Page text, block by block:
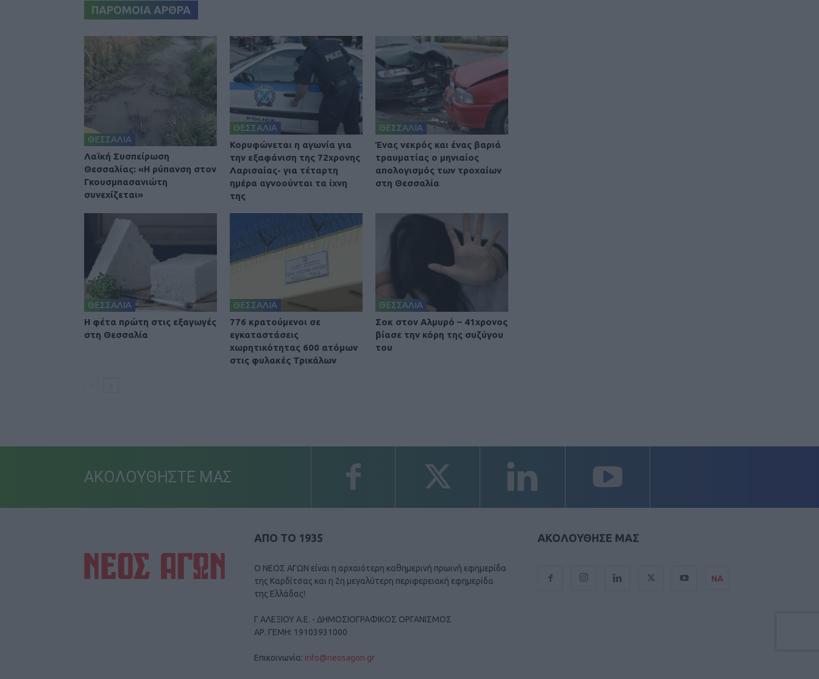
ΠΑΡΟΜΟΙΑ ΑΡΘΡΑ
ΘΕΣΣΑΛΙΑ
Λαϊκή Συσπείρωση
Θεσσαλίας: «Η ρύπανση στον
Γκουσμπασανιώτη
συνεχίζεται»
ΘΕΣΣΑΛΙΑ
Κορυφώνεται η αγωνία για
την εξαφάνιση της 72χρονης
Λαρισαίας- για τέταρτη
ημέρα αγνοούνται τα ίχνη
της
ΘΕΣΣΑΛΙΑ
Ένας νεκρός και ένας βαριά
τραυματίας ο μηνιαίος
απολογισμός των τροχαίων
στη Θεσσαλία
ΘΕΣΣΑΛΙΑ
Η φέτα πρώτη στις εξαγωγές
στη Θεσσαλία
ΘΕΣΣΑΛΙΑ
776 κρατούμενοι σε
εγκαταστάσεις
χωρητικότητας 600 ατόμων
στις φυλακές Τρικάλων
ΘΕΣΣΑΛΙΑ
Σοκ στον Αλμυρό – 41χρονος
βίασε την κόρη της συζύγου
του
ΑΚΟΛΟΥΘΗΣΤΕ ΜΑΣ
ΑΠΟ ΤΟ 1935
Ο ΝΕΟΣ ΑΓΩΝ είναι η αρχαιότερη καθημερινή πρωινή εφημερίδα
της Καρδίτσας και η 2η μεγαλύτερη περιφερειακή εφημερίδα
της Ελλάδας!
Γ ΑΛΕΞΙΟΥ Α.Ε. - ΔΗΜΟΣΙΟΓΡΑΦΙΚΟΣ ΟΡΓΑΝΙΣΜΟΣ
ΑΡ. ΓΕΜΗ: 19103931000
Επικοινωνία: info@neosagon.gr
ΑΚΟΛΟΥΘΗΣΕ ΜΑΣ
ΝΑ